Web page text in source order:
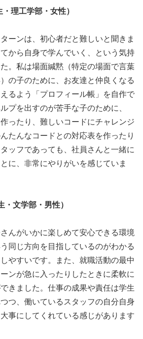
理工学部・女性）
ーンは、初心者だと難しいと聞きま
から自身で学んでいく、という気持
。私は場面緘黙（特定の場面で言葉
の子のために、お友達と仲良くなる
るよう「プロフィール帳」を自作で
プを出すのが苦手な子のために、
作ったり、難しいコードにチャレンジ
たんなコードとの対応表を作ったり
ッフであっても、社員さんと一緒に
に、非常にやりがいを感じていま
・文学部・男性）
んがいかに楽しめて安心できる環境
同じ方向を目指しているのがわかる
やすいです。また、就職活動の最中
ンが急に入ったりしたときに柔軟に
きました。仕事の成果や責任は学生
つ、働いているスタッフの自分自身
事にしてくれている感じがあります